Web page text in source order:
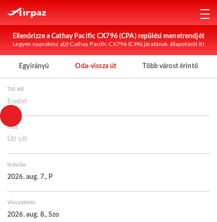
Ellenőrizze a Cathay Pacific CX796 (CPA) repülési menetrendjét
Legyen naprakész a(z) Cathay Pacific CX796 (CPA) járatának állapotáról itt
Egyirányú Oda-vissza út Több várost érintő
Tól től
Eredet
Hoz
Úti cél
Indulás
2026. aug. 7., P
Visszatérés
2026. aug. 8., Szo